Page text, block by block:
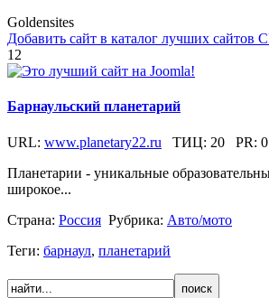
Goldensites
Добавить сайт в каталог лучших сайтов
12
Барнаульский планетарий
URL: www.planetary22.ru ТИЦ: 20 PR: 0
Планетарии - уникальные
широкое...
Страна: Россия Рубрика: Авто/мото
Теги: барнаул, планетарий